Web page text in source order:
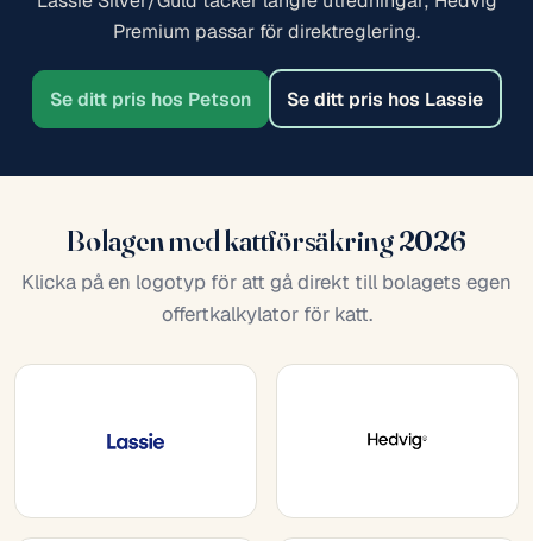
Premium passar för direktreglering.
Se ditt pris hos Petson Se ditt pris hos Lassie
Bolagen med kattförsäkring 2026
Klicka på en logotyp för att gå direkt till bolagets egen
offertkalkylator för katt.